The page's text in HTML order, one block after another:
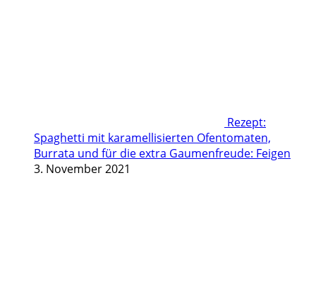
Rezept:
Spaghetti mit karamellisierten Ofentomaten,
Burrata und für die extra Gaumenfreude: Feigen
3. November 2021